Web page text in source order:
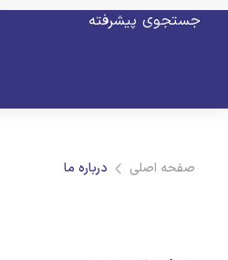
جستجوی پیشرفته
صفحه اصلی درباره ما